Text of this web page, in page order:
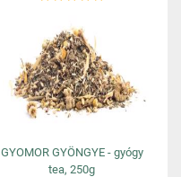
GYOMOR GYÖNGYE - gyógy
tea, 250g